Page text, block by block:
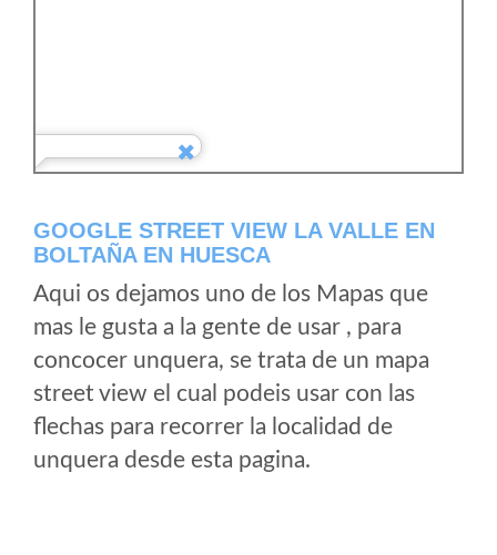
GOOGLE STREET VIEW LA VALLE EN
BOLTAÑA EN HUESCA
Aqui os dejamos uno de los Mapas que
mas le gusta a la gente de usar , para
concocer unquera, se trata de un mapa
street view el cual podeis usar con las
flechas para recorrer la localidad de
unquera desde esta pagina.